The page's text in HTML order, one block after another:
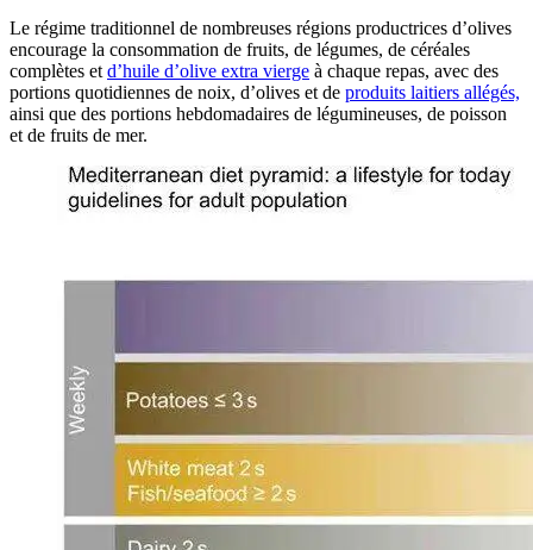
Le régime traditionnel de nombreuses régions productrices d’olives
encourage la consommation de fruits, de légumes, de céréales
complètes et d’huile d’olive extra vierge à chaque repas, avec des
portions quotidiennes de noix, d’olives et de produits laitiers allégés,
ainsi que des portions hebdomadaires de légumineuses, de poisson
et de fruits de mer.